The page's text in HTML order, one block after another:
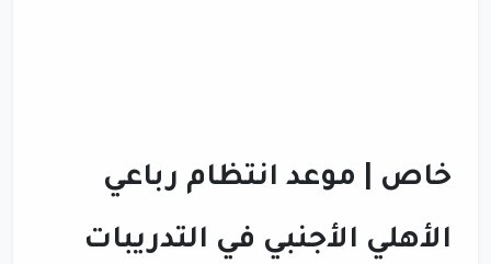
خاص | موعد انتظام رباعي
الأهلي الأجنبي في التدريبات